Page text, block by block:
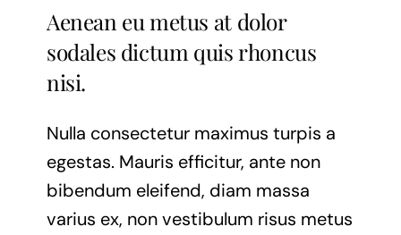
Aenean eu metus at dolor
sodales dictum quis rhoncus
nisi.
Nulla consectetur maximus turpis a
egestas. Mauris efficitur, ante non
bibendum eleifend, diam massa
varius ex, non vestibulum risus metus